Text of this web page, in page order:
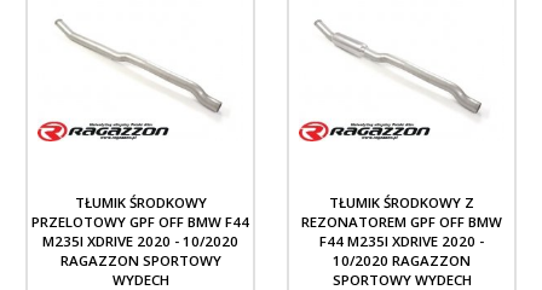
TŁUMIK ŚRODKOWY
PRZELOTOWY GPF OFF BMW F44
M235I XDRIVE 2020 - 10/2020
RAGAZZON SPORTOWY
WYDECH
TŁUMIK ŚRODKOWY Z
REZONATOREM GPF OFF BMW
F44 M235I XDRIVE 2020 -
10/2020 RAGAZZON
SPORTOWY WYDECH